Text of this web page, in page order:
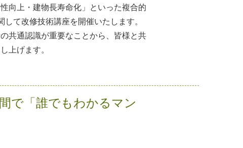
向上・建物長寿命化」といった複合的
て改修技術講座を開催いたします。
共通認識が重要なことから、皆様と共
上げます。
で「誰でもわかるマン